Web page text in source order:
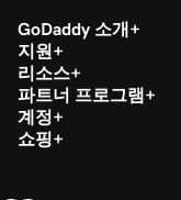
GoDaddy 소개
지원
리소스
파트너 프로그램
계정
쇼핑